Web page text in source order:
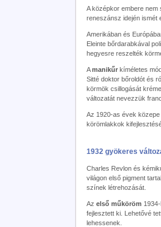
A középkor embere nem
reneszánsz idején ismét
Amerikában és
Eleinte bőrdarabkával
hegyesre reszelték
Amanikűr kíméletes
Sitté doktor bőroldót és
körmök csillogását
változatát nevezzük
Az 1920-as évek
körömlakkok
1932 gyökeres
Charles Revlon és
világon első pigment
színek létrehozását.
Az első műköröm
fejlesztett ki. Lehetővé
lehessenek.